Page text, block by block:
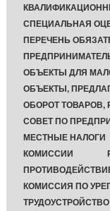
СПЕЦИАЛЬНАЯ
ПЕРЕЧЕНЬ
ОБЪЕКТЫ ДЛЯ
ОБЪЕКТЫ,
ОБОРОТ ТОВАРОВ,
СОВЕТ ПО
МЕСТНЫЕ НАЛОГИ
КОМИССИИ
КОМИССИЯ ПО